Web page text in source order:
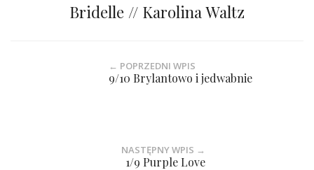
Bridelle // Karolina Waltz
← POPRZEDNI WPIS
9/10 Brylantowo i jedwabnie
NASTĘPNY WPIS →
1/9 Purple Love